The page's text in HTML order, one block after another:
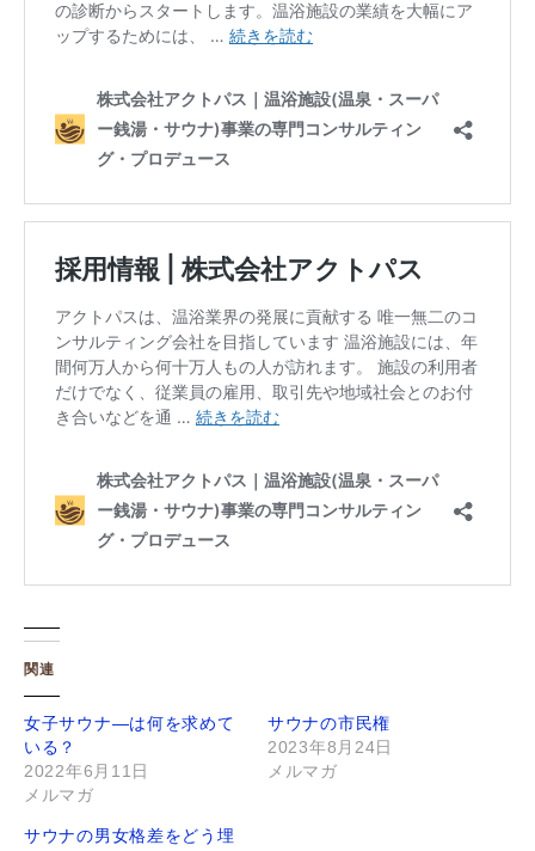
関連
女子サウナ―は何を求めて
いる？
2022年6月11日
メルマガ
サウナの市民権
2023年8月24日
メルマガ
サウナの男女格差をどう埋